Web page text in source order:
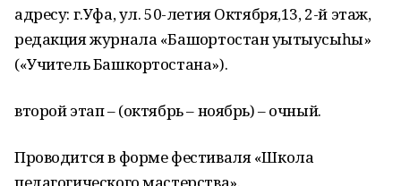
адресу: г.Уфа, ул. 50-летия Октября,13, 2-й этаж,
редакция журнала «Башҡортостан уҡытыусыһы»
(«Учитель Башкортостана»).
второй этап – (октябрь – ноябрь) – очный.
Проводится в форме фестиваля «Школа